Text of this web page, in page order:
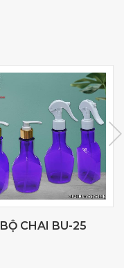
BỘ CHAI BU-25